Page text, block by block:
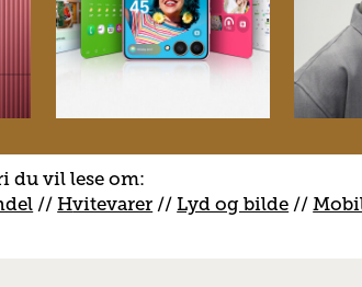
du vil lese om:
//Hvitevarer // Lyd og bilde //